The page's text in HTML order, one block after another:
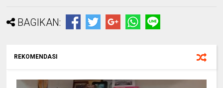
BAGIKAN:
REKOMENDASI